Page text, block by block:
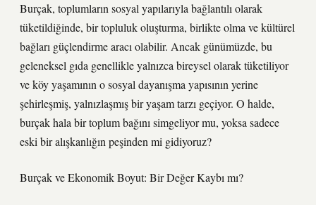
Burçak, toplumların sosyal yapılarıyla bağlantılı olarak
tüketildiğinde, bir topluluk oluşturma, birlikte olma ve kültürel
bağları güçlendirme aracı olabilir. Ancak günümüzde, bu
geleneksel gıda genellikle yalnızca bireysel olarak tüketiliyor
ve köy yaşamının o sosyal dayanışma yapısının yerine
şehirleşmiş, yalnızlaşmış bir yaşam tarzı geçiyor. O halde,
burçak hala bir toplum bağını simgeliyor mu, yoksa sadece
eski bir alışkanlığın peşinden mi gidiyoruz?
Burçak ve Ekonomik Boyut: Bir Değer Kaybı mı?